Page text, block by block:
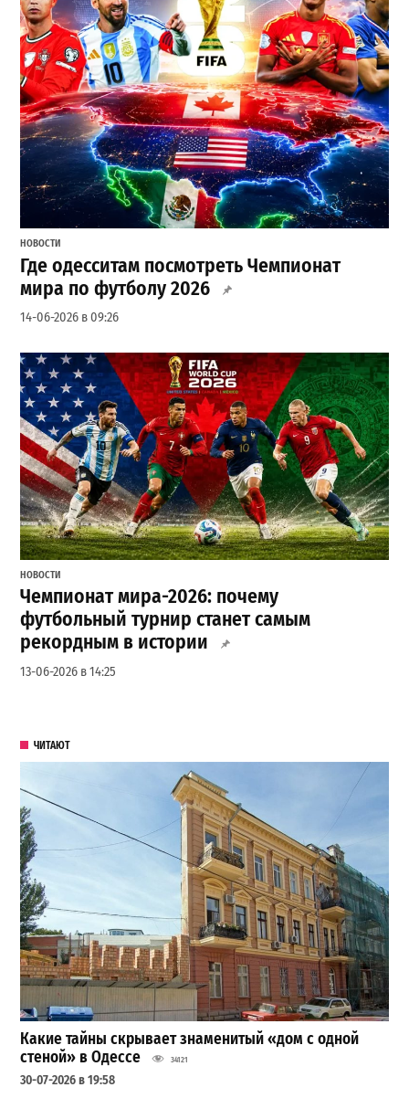
НОВОСТИ
Где одесситам посмотреть Чемпионат
мира по футболу 2026
14-06-2026 в 09:26
НОВОСТИ
Чемпионат мира-2026: почему
футбольный турнир станет самым
рекордным в истории
13-06-2026 в 14:25
ЧИТАЮТ
Какие тайны скрывает знаменитый «дом с одной
стеной» в Одессе
34121
30-07-2026 в 19:58